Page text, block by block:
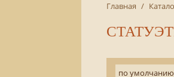
Главная /
по умолчанию